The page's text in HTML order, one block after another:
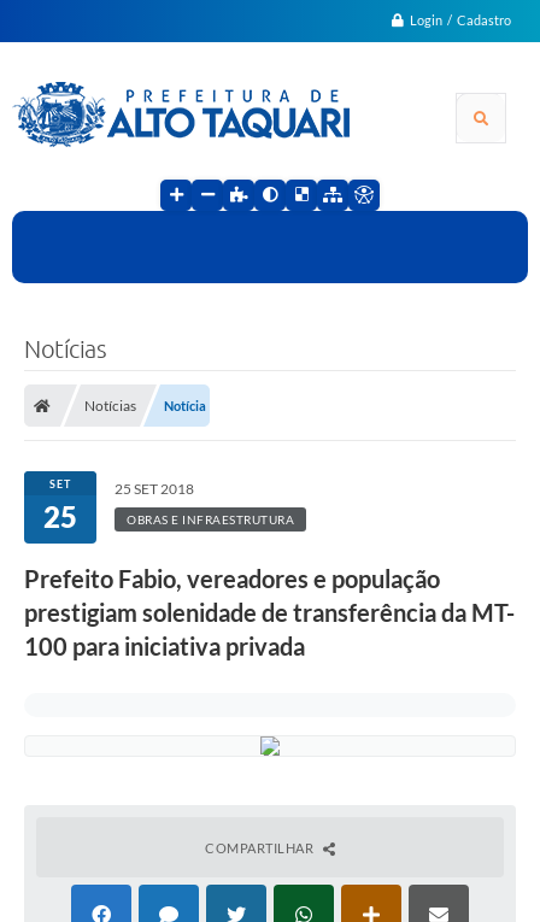
Login / Cadastro
Notícias
Notícias Notícia
SET
25
25 SET 2018
OBRAS E INFRAESTRUTURA
Prefeito Fabio, vereadores e população
prestigiam solenidade de transferência da MT-
100 para iniciativa privada
COMPARTILHAR